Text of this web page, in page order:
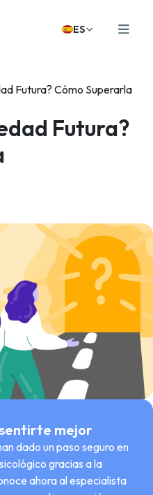
ES
Futura? Cómo Superarla
Futura?
mejor
dado un paso seguro en
gracias a la
ahora al especialista